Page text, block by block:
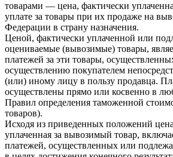
товарами — цена, фактически
уплате за товары при их продаже на
Федерации в страну назначения.
Ценой, фактически уплаченной или
оцениваемые (вывозимые) товары,
платежей за эти товары,
осуществлению покупателем
(или) иному лицу в пользу продавца.
осуществлены прямо или косвенно в
Правил определения таможенной
товаров).
Исходя из приведенных положений
уплаченная за вывозимый товар,
платежей, осуществленных или